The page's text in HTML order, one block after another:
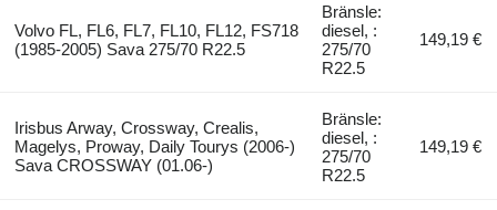
Volvo FL, FL6, FL7, FL10, FL12, FS718
(1985-2005) Sava 275/70 R22.5
Bränsle:
diesel, :
275/70
R22.5
149,19 €
Irisbus Arway, Crossway, Crealis,
Magelys, Proway, Daily Tourys (2006-)
Sava CROSSWAY (01.06-)
Bränsle:
diesel, :
275/70
R22.5
149,19 €